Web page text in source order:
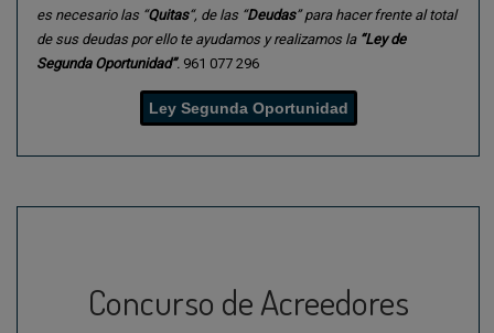
es necesario las “Quitas“, de las “Deudas” para hacer frente al total
de sus deudas por ello te ayudamos y realizamos la “Ley de
Segunda Oportunidad”. 961 077 296
Ley Segunda Oportunidad
Concurso de Acreedores